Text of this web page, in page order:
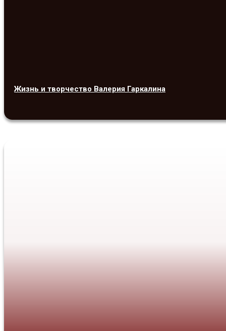
Жизнь и творчество Валерия Гаркалина